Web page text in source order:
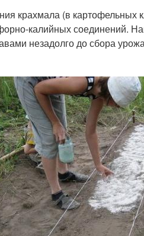
крахмала (в картофельных
калийных соединений.
незадолго до сбора